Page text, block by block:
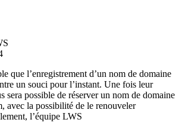
que l’enregistrement d’un nom de domaine
un souci pour l’instant. Une fois leur
sera possible de réserver un nom de domaine
avec la possibilité de le renouveler
l’équipe LWS